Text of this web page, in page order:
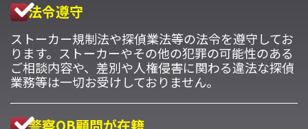
法令遵守
ストーカー規制法や探偵業法等の法令を遵守してお
ります。ストーカーやその他の犯罪の可能性のある
ご相談内容や、差別や人権侵害に関わる違法な探偵
業務等は一切お受けしておりません。